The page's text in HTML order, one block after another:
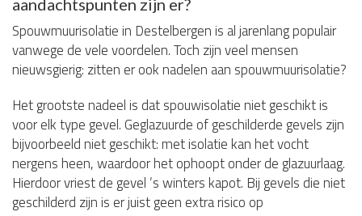
aandachtspunten zijn er?
Spouwmuurisolatie in Destelbergen is al jarenlang populair
vanwege de vele voordelen. Toch zijn veel mensen
nieuwsgierig: zitten er ook nadelen aan spouwmuurisolatie?
Het grootste nadeel is dat spouwisolatie niet geschikt is
voor elk type gevel. Geglazuurde of geschilderde gevels zijn
bijvoorbeeld niet geschikt: met isolatie kan het vocht
nergens heen, waardoor het ophoopt onder de glazuurlaag.
Hierdoor vriest de gevel ’s winters kapot. Bij gevels die niet
geschilderd zijn is er juist geen extra risico op